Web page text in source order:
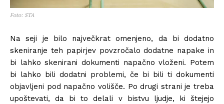
Foto: STA
Na seji je bilo največkrat omenjeno, da bi dodatno
skeniranje teh papirjev povzročalo dodatne napake in
bi lahko skenirani dokumenti napačno vloženi. Potem
bi lahko bili dodatni problemi, če bi bili ti dokumenti
objavljeni pod napačno volišče. Po drugi strani je treba
upoštevati, da bi to delali v bistvu ljudje, ki štejejo